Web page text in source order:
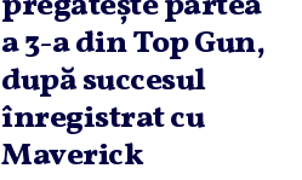
a 3-a din Top Gun,
după succesul
înregistrat cu
Maverick